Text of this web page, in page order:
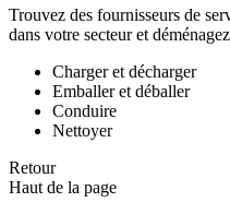
Trouvez des fournisseurs de
dans votre secteur et
Charger et décharger
Emballer et déballer
Conduire
Nettoyer
Retour
Haut de la page